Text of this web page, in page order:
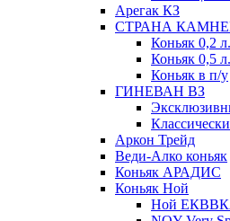
Арегак КЗ
СТРАНА
Коньяк 0,2 л.
Коньяк 0,5 л.
Коньяк в п/у
ГИНЕВАН ВЗ
Аркон Трейд
Веди-Алко коньяк
Коньяк АРАДИС
Коньяк Ной
Ной